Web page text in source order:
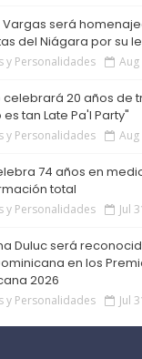
Vargas será
del Niágara por su
y Personalidades Aug
celebrará 20 años de
tan Late Pa'l Party"
y Personalidades Aug
74 años en
total
y Personalidades Jul
Duluc será
en los
2026
y Personalidades Jul